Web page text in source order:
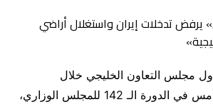
مجلس التعاون الخليجي خلال
اجتماعهم بالرياض أمس في الدورة الـ 142 للمجلس الوزاري،